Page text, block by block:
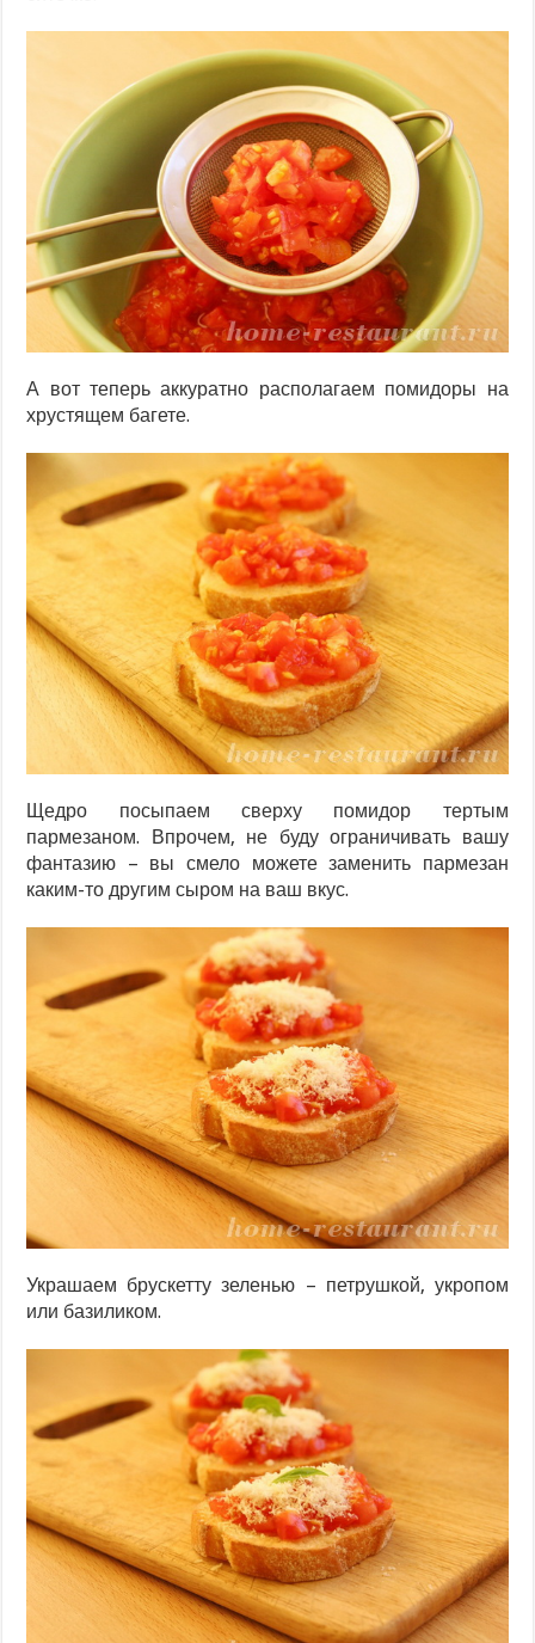
А вот теперь аккуратно располагаем помидоры на
хрустящем багете.
Щедро посыпаем сверху помидор тертым
пармезаном. Впрочем, не буду ограничивать вашу
фантазию – вы смело можете заменить пармезан
каким-то другим сыром на ваш вкус.
Украшаем брускетту зеленью – петрушкой, укропом
или базиликом.